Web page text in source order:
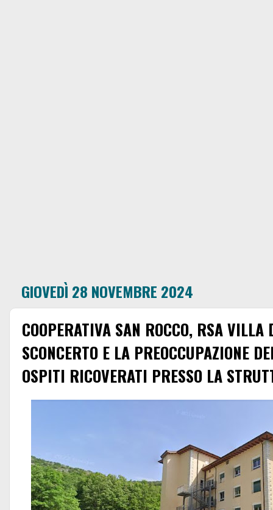
GIOVEDÌ 28 NOVEMBRE 2024
COOPERATIVA SAN ROCCO, RSA VILLA
SCONCERTO E LA PREOCCUPAZIONE
OSPITI RICOVERATI PRESSO LA